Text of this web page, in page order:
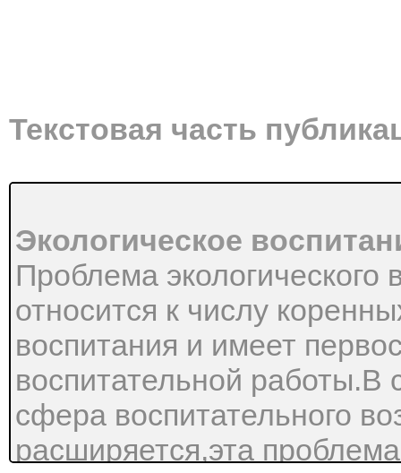
Текстовая часть
Экологическое
Проблема экологического
относится к числу
воспитания и имеет
воспитательной работы.В
сфера воспитательного
расширяется,эта